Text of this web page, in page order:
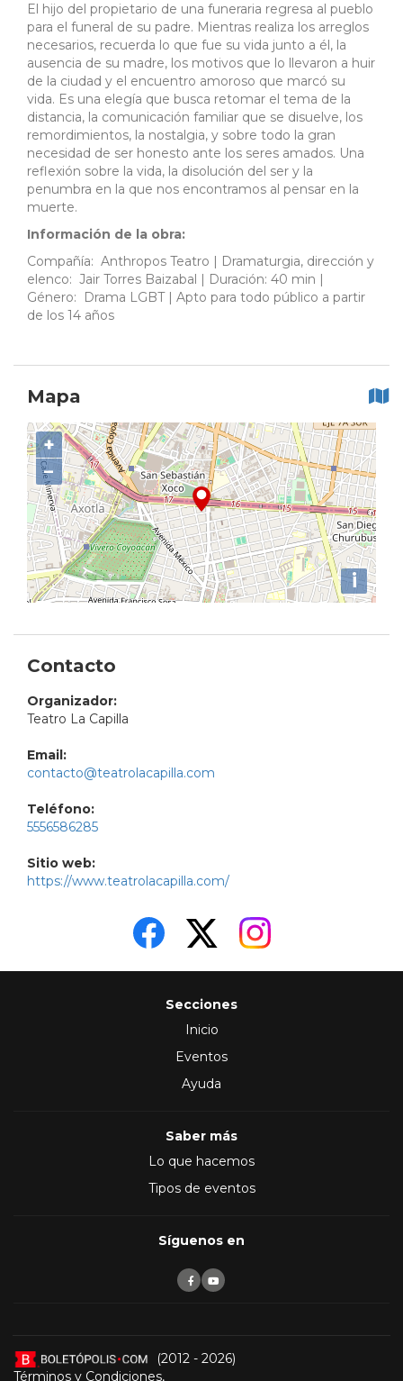
El hijo del propietario de una funeraria regresa al pueblo
para el funeral de su padre. Mientras realiza los arreglos
necesarios, recuerda lo que fue su vida junto a él, la
ausencia de su madre, los motivos que lo llevaron a huir
de la ciudad y el encuentro amoroso que marcó su
vida. Es una elegía que busca retomar el tema de la
distancia, la comunicación familiar que se disuelve, los
remordimientos, la nostalgia, y sobre todo la gran
necesidad de ser honesto ante los seres amados. Una
reflexión sobre la vida, la disolución del ser y la
penumbra en la que nos encontramos al pensar en la
muerte.
Información de la obra:
Compañía: Anthropos Teatro | Dramaturgia, dirección y
elenco: Jair Torres Baizabal | Duración: 40 min |
Género: Drama LGBT | Apto para todo público a partir
de los 14 años
Mapa
+
−
i
Contacto
Organizador:
Teatro La Capilla
Email:
contacto@teatrolacapilla.com
Teléfono:
5556586285
Sitio web:
https://www.teatrolacapilla.com/
Secciones
Inicio
Eventos
Ayuda
Saber más
Lo que hacemos
Tipos de eventos
Síguenos en
(2012 - 2026)
Términos y Condiciones,